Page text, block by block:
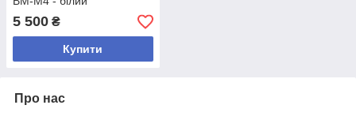
5 500 ₴
Купити
Про нас